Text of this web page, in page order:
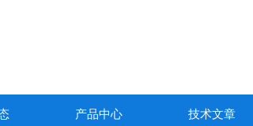
产品中心 技术文章